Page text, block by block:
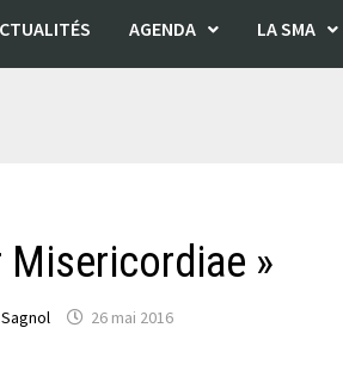
AGENDA LA SMA
Misericordiae »
26 mai 2016